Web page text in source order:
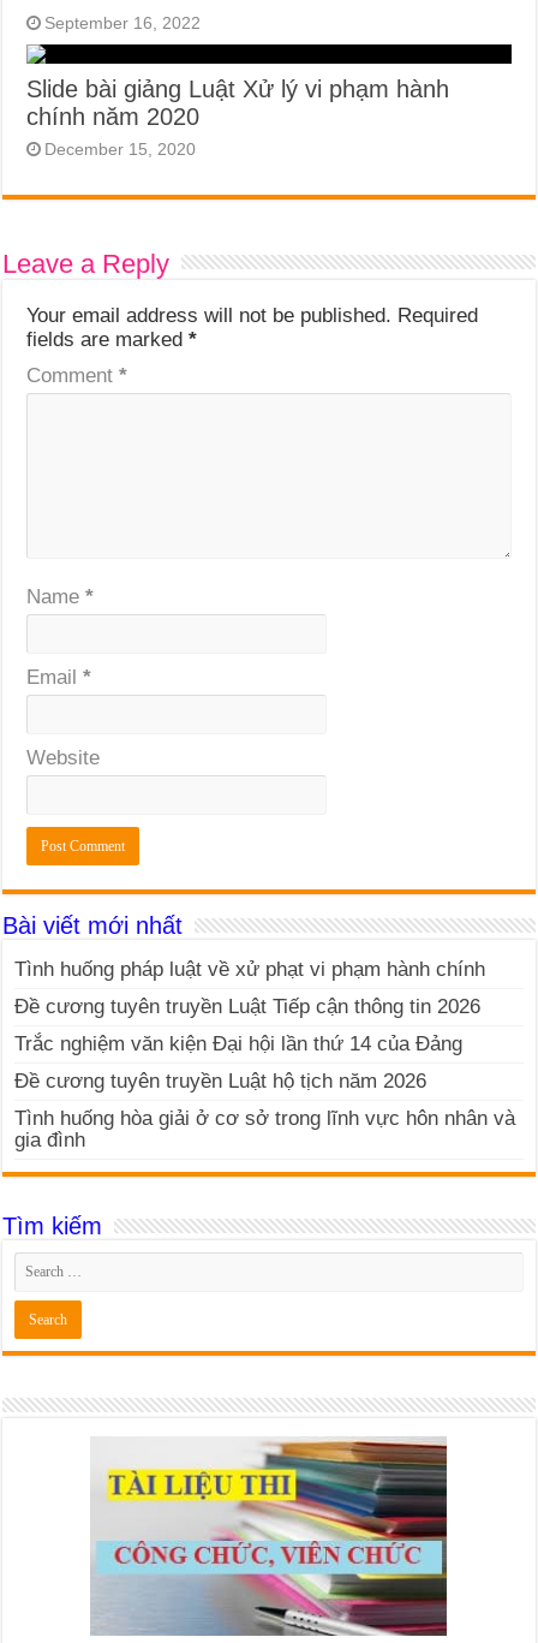
September 16, 2022
Slide bài giảng Luật Xử lý vi phạm hành
chính năm 2020
December 15, 2020
Leave a Reply
Your email address will not be published. Required
fields are marked*
Comment*
Name*
Email*
Website
Bài viết mới nhất
Tình huống pháp luật về xử phạt vi phạm hành chính
Đề cương tuyên truyền Luật Tiếp cận thông tin 2026
Trắc nghiệm văn kiện Đại hội lần thứ 14 của Đảng
Đề cương tuyên truyền Luật hộ tịch năm 2026
Tình huống hòa giải ở cơ sở trong lĩnh vực hôn nhân và
gia đình
Tìm kiếm